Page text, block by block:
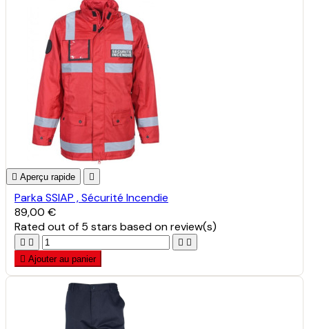
 Aperçu rapide 
Parka SSIAP , Sécurité Incendie
89,00 €
Ratedout of 5 stars based onreview(s)
   
 Ajouter au panier